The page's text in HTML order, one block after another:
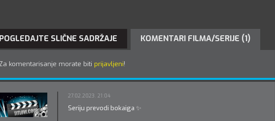
POGLEDAJTE SLIČNE SADRŽAJE KOMENTARI FILMA/SERIJE (1)
Za komentarisanje morate biti prijavljeni!
27.02.2023. 21:04
Seriju prevodi bokaiga ✨